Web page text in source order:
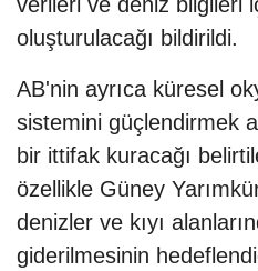
oluşturulacağı bildirildi.
AB'nin ayrıca küresel
sistemini güçlendirmek
bir ittifak kuracağı
özellikle Güney
denizler ve kıyı
giderilmesinin